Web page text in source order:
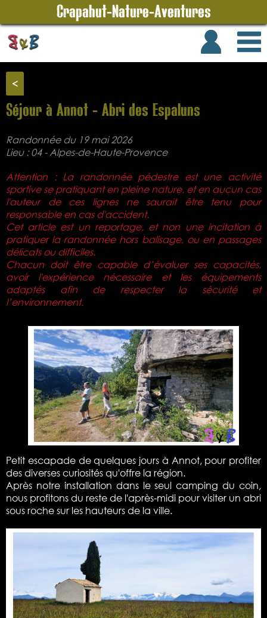
Crapahut-Nature-Aventures
<
Séjour à Annot - Abri des Espaluns
Randonnée du 19 mai 2026
Lieu : 04 - Alpes-de-Haute-Provence
Attention : La randonnée pédestre est une activité
sportive se pratiquant en pleine nature, et en aucun cas
l'auteur de ces lignes ne saurait être tenu pour
responsable en cas d'accident.
Cet article est un reportage, et non une incitation à
pratiquer la randonnée hors balisage, ou en passages
délicats ou difficiles.
Chacun doit être capable d’évaluer ses capacités,
avoir l'expérience nécessaire et les équipements
adaptés afin de respecter la sécurité et
l’environnement.
Petit escapade de quelques jours à Annot, pour profiter
des diverses curiosités qu'offre la région.
Après notre installation dans le seul camping du coin,
nous profitons du reste de l'après-midi pour visiter un abri
sous roche sur les hauteurs de la ville.